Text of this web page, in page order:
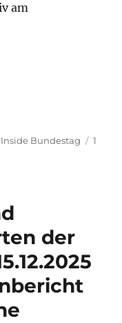
am
Gespräche mit
Schlagwörter
Inside Bundestag
1
der